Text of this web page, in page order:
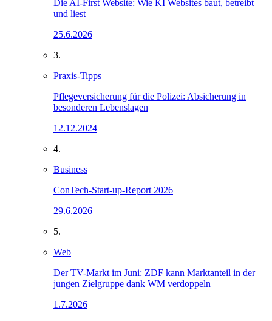
Die AI-First Website: Wie KI Websites baut, betreibt
und liest
25.6.2026
3.
Praxis-Tipps
Pflegeversicherung für die Polizei: Absicherung in
besonderen Lebenslagen
12.12.2024
4.
Business
ConTech-Start-up-Report 2026
29.6.2026
5.
Web
Der TV-Markt im Juni: ZDF kann Marktanteil in der
jungen Zielgruppe dank WM verdoppeln
1.7.2026